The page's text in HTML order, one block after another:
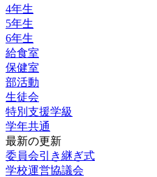
4年生
5年生
6年生
給食室
保健室
部活動
生徒会
特別支援学級
学年共通
最新の更新
委員会引き継ぎ式
学校運営協議会